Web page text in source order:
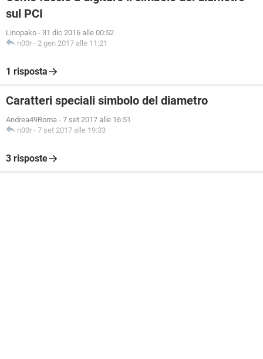
sul PCI
Linopako - 31 dic 2016 alle 00:52
n00r - 2 gen 2017 alle 11:21
1 risposta
Caratteri speciali simbolo del diametro
Andrea49Roma - 7 set 2017 alle 16:51
n00r - 7 set 2017 alle 19:33
3 risposte